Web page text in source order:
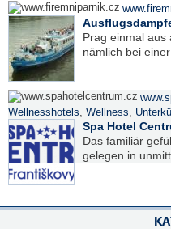
Prag einmal aus
nämlich bei
Wellnesshotels
Wellness
Spa Hotel
Das familiär
gelegen in